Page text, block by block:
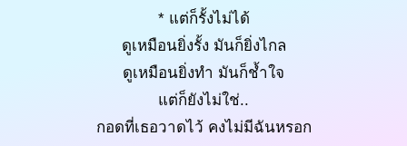
* แต่ก็รั้งไม่ได้
ดูเหมือนยิ่งรั้ง มันก็ยิ่งไกล
ดูเหมือนยิ่งทำ มันก็ช้ำใจ
แต่ก็ยังไม่ใช่..
กอดที่เธอวาดไว้ คงไม่มีฉันหรอก